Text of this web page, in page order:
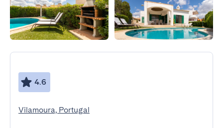
4.6
Vilamoura, Portugal